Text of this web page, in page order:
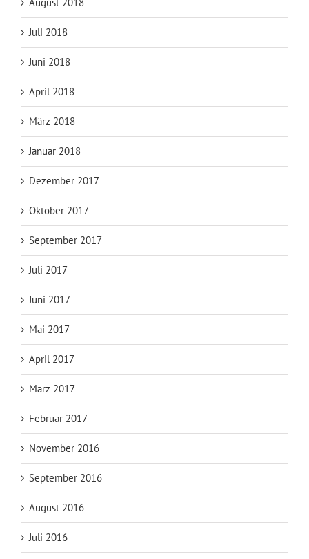
Juli 2018
Juni 2018
April 2018
März 2018
Januar 2018
Dezember 2017
Oktober 2017
September 2017
Juli 2017
Juni 2017
Mai 2017
April 2017
März 2017
Februar 2017
November 2016
September 2016
August 2016
Juli 2016